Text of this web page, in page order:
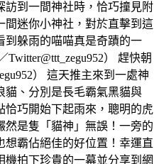
訪到一間神社時，恰巧撞見附
間迷你小神社，對於直擊到這
到躲雨的喵喵真是奇蹟的一
） 趕快朝
） 這天推主來到一處神
貓、分別是長毛霸氣黑貓與
恰巧開始下起雨來，聰明的虎
是隻「貓神」無誤！一旁的
霸佔絕佳的好位置！幸運直
拍下珍貴的一幕並分享到網